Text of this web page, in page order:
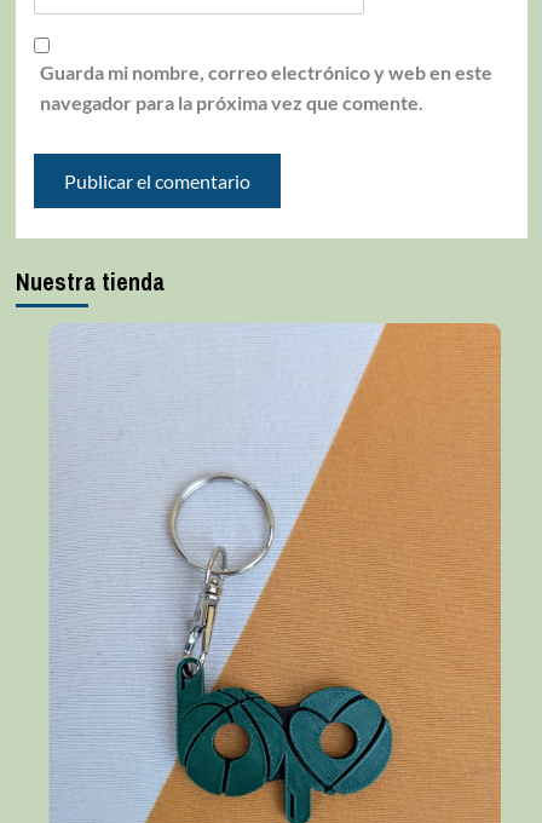
Guarda mi nombre, correo electrónico y web en este
navegador para la próxima vez que comente.
Nuestra tienda